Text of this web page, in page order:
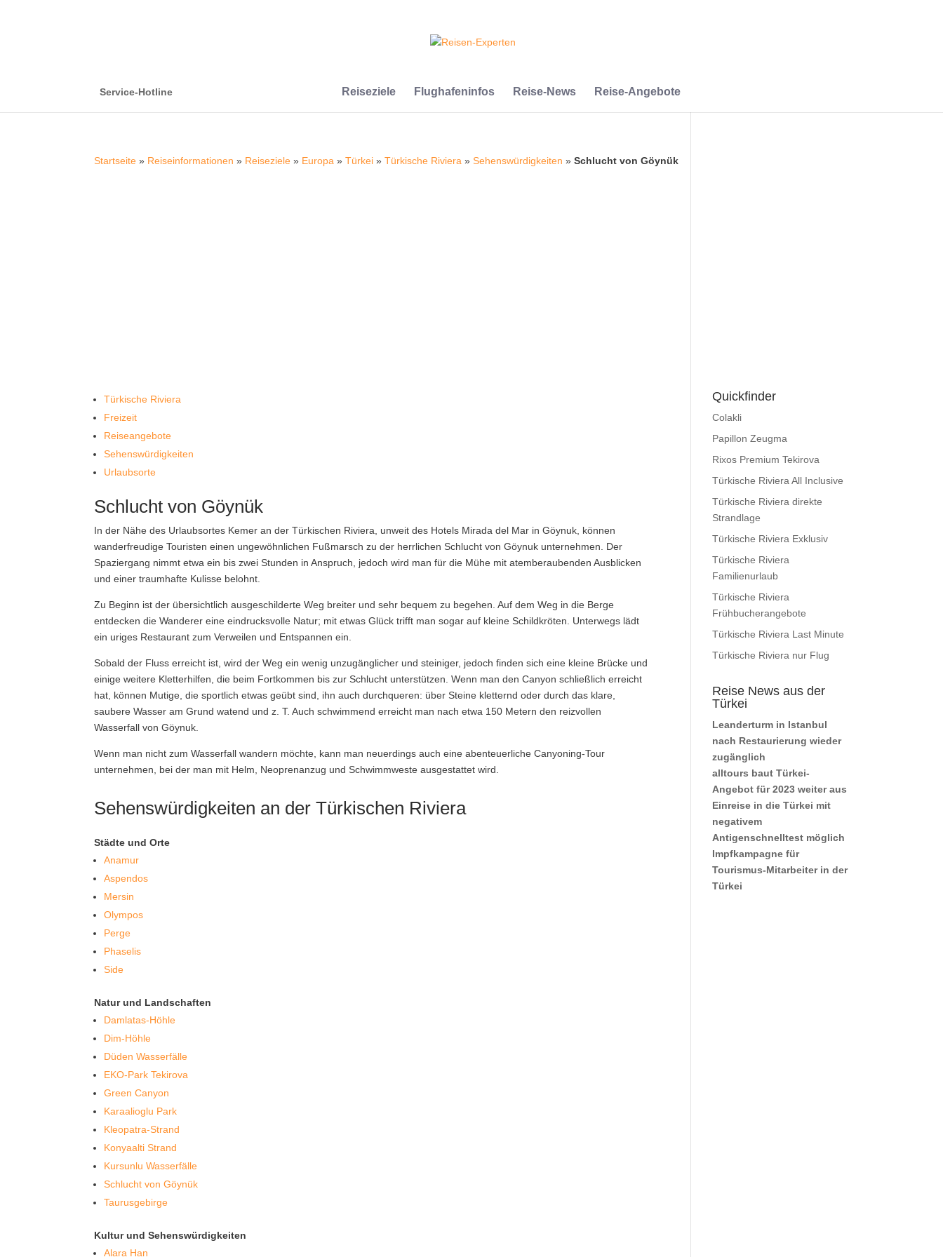
Service-Hotline Reiseziele Flughafeninfos Reise-News Reise-Angebote
Startseite » Reiseinformationen » Reiseziele » Europa »Türkei »Türkische Riviera »Sehenswürdigkeiten »Schlucht von Göynük
Türkische Riviera
Freizeit
Reiseangebote
Sehenswürdigkeiten
Urlaubsorte
Schlucht von Göynük
In der Nähe des Urlaubsortes Kemer an der Türkischen Riviera, unweit des Hotels Mirada del Mar in Göynuk, können
wanderfreudige Touristen einen ungewöhnlichen Fußmarsch zu der herrlichen Schlucht von Göynuk unternehmen. Der
Spaziergang nimmt etwa ein bis zwei Stunden in Anspruch, jedoch wird man für die Mühe mit atemberaubenden Ausblicken
und einer traumhafte Kulisse belohnt.
Zu Beginn ist der übersichtlich ausgeschilderte Weg breiter und sehr bequem zu begehen. Auf dem Weg in die Berge
entdecken die Wanderer eine eindrucksvolle Natur; mit etwas Glück trifft man sogar auf kleine Schildkröten. Unterwegs lädt
ein uriges Restaurant zum Verweilen und Entspannen ein.
Sobald der Fluss erreicht ist, wird der Weg ein wenig unzugänglicher und steiniger, jedoch finden sich eine kleine Brücke und
einige weitere Kletterhilfen, die beim Fortkommen bis zur Schlucht unterstützen. Wenn man den Canyon schließlich erreicht
hat, können Mutige, die sportlich etwas geübt sind, ihn auch durchqueren: über Steine kletternd oder durch das klare,
saubere Wasser am Grund watend und z. T. Auch schwimmend erreicht man nach etwa 150 Metern den reizvollen
Wasserfall von Göynuk.
Wenn man nicht zum Wasserfall wandern möchte, kann man neuerdings auch eine abenteuerliche Canyoning-Tour
unternehmen, bei der man mit Helm, Neoprenanzug und Schwimmweste ausgestattet wird.
Sehenswürdigkeiten an der Türkischen Riviera
Städte und Orte
Anamur
Aspendos
Mersin
Olympos
Perge
Phaselis
Side
Natur und Landschaften
Damlatas-Höhle
Dim-Höhle
Düden Wasserfälle
EKO-Park Tekirova
Green Canyon
Karaalioglu Park
Kleopatra-Strand
Konyaalti Strand
Kursunlu Wasserfälle
Schlucht von Göynük
Taurusgebirge
Kultur und Sehenswürdigkeiten
Alara Han
Quickfinder
Colakli
Papillon Zeugma
Rixos Premium Tekirova
Türkische Riviera All Inclusive
Türkische Riviera direkte
Strandlage
Türkische Riviera Exklusiv
Türkische Riviera
Familienurlaub
Türkische Riviera
Frühbucherangebote
Türkische Riviera Last Minute
Türkische Riviera nur Flug
Reise News aus der
Türkei
Leanderturm in Istanbul
nach Restaurierung wieder
zugänglich
alltours baut Türkei-
Angebot für 2023 weiter aus
Einreise in die Türkei mit
negativem
Antigenschnelltest möglich
Impfkampagne für
Tourismus-Mitarbeiter in der
Türkei